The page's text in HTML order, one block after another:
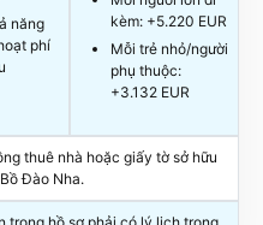
năng
phí
kèm: +5.220 EUR
Mỗi trẻ nhỏ/người
phụ thuộc:
+3.132 EUR
thuê nhà hoặc giấy tờ sở hữu
Đào Nha.